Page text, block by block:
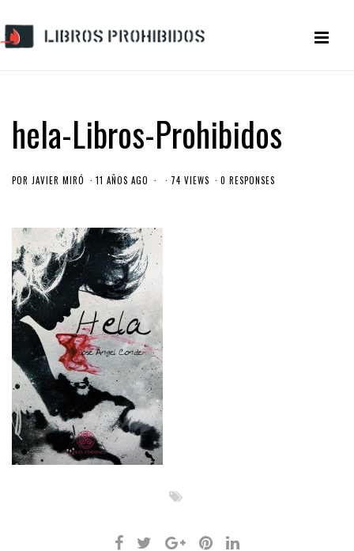
hela-Libros-Prohibidos
POR JAVIER MIRÓ 11 AÑOS AGO 74 VIEWS 0 RESPONSES